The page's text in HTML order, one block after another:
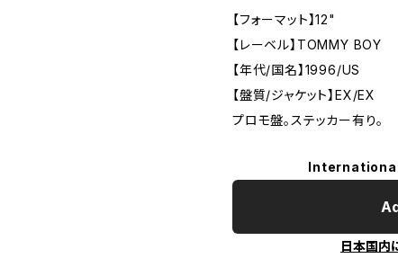
【フォーマット】12"
【レーベル】TOMMY BOY
【年代/国名】1996/US
【盤質/ジャケット】EX/EX
プロモ盤。ステッカー有り。
日本国内